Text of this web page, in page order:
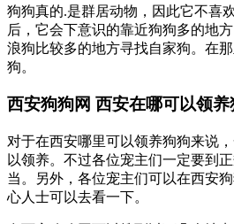
狗狗真的.是群居动物，因此它不喜
后，它会下意识的靠近狗狗多的地
浪狗比较多的地方寻找自家狗。在
狗。
西安狗狗网 西安在哪可以领养
对于在西安哪里可以领养狗狗来说
以领养。不过各位宠主们一定要到
当。另外，各位宠主们可以在西安
心人士可以去看一下。